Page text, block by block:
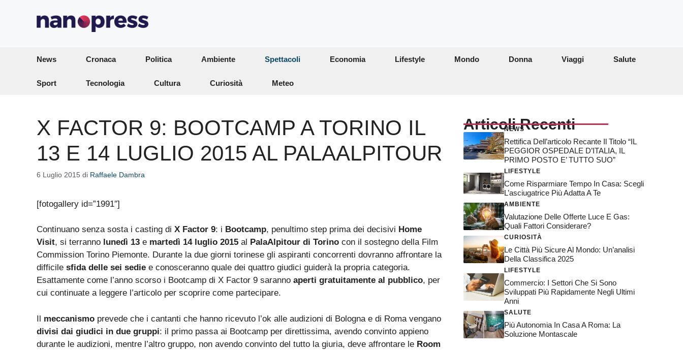
News Cronaca Politica Ambiente Spettacoli Economia Lifestyle Mondo Donna Viaggi Salute
Sport Tecnologia Cultura Curiosità Meteo
X FACTOR 9: BOOTCAMP A TORINO IL
13 E 14 LUGLIO 2015 AL PALAALPITOUR
6 Luglio 2015 di Raffaele Dambra
[fotogallery id=”1991″]
Continuano senza sosta i casting di X Factor 9: i Bootcamp, penultimo step prima dei decisivi Home
Visit, si terranno lunedì 13 e martedì 14 luglio 2015 al PalaAlpitour di Torino con il sostegno della Film
Commission Torino Piemonte. Durante la due giorni torinese gli aspiranti concorrenti dovranno affrontare la
difficile sfida delle sei sedie e conosceranno quale dei quattro giudici guiderà la propria categoria.
Esattamente come l’anno scorso i Bootcamp di X Factor 9 saranno aperti gratuitamente al pubblico, per
cui continuate a leggere l’articolo per scoprire come partecipare.
Il meccanismo prevede che i cantanti che hanno ricevuto l’ok alle audizioni di Bologna e di Roma vengano
divisi dai giudici in due gruppi: il primo passa ai Bootcamp per direttissima, avendo convinto appieno
durante le audizioni, mentre l’altro gruppo, non avendo convinto del tutto la giuria, deve affrontare le Room
Articoli Recenti
NEWS
Rettifica Dell’articolo Recante Il Titolo “IL
PEGGIOR OSPEDALE D’ITALIA, IL
PRIMO POSTO E’ TUTTO SUO”
LIFESTYLE
Come Risparmiare Tempo In Casa: Scegli
L’asciugatrice Più Adatta A Te
AMBIENTE
Valutazione Delle Offerte Luce E Gas:
Quali Fattori Considerare?
CURIOSITÀ
Le Città Più Sicure Al Mondo: Un’analisi
Della Classifica 2025
LIFESTYLE
Commercio: I Settori Che Si Sono
Sviluppati Più Rapidamente Negli Ultimi
Anni
SALUTE
Più Autonomia In Casa A Roma: La
Soluzione Montascale